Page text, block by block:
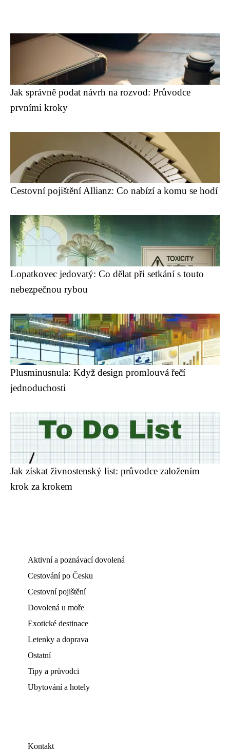
Jak správně podat návrh na rozvod: Průvodce
prvními kroky
Cestovní pojištění Allianz: Co nabízí a komu se hodí
Lopatkovec jedovatý: Co dělat při setkání s touto
nebezpečnou rybou
Plusminusnula: Když design promlouvá řečí
jednoduchosti
Jak získat živnostenský list: průvodce založením
krok za krokem
Aktivní a poznávací dovolená
Cestování po Česku
Cestovní pojištění
Dovolená u moře
Exotické destinace
Letenky a doprava
Ostatní
Tipy a průvodci
Ubytování a hotely
Kontakt